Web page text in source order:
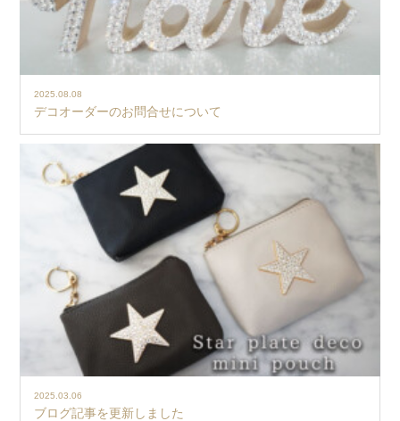
2025.08.08
デコオーダーのお問合せについて
2025.03.06
ブログ記事を更新しました